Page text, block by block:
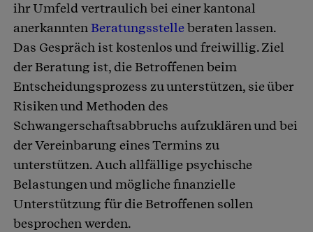
ihr Umfeld vertraulich bei einer kantonal
anerkanntenBeratungsstelleberaten lassen.
Das Gespräch ist kostenlos und freiwillig. Ziel
der Beratung ist, die Betroffenen beim
Entscheidungsprozess zu unterstützen, sie über
Risiken und Methoden des
Schwangerschaftsabbruchs aufzuklären und bei
der Vereinbarung eines Termins zu
unterstützen. Auch allfällige psychische
Belastungen und mögliche finanzielle
Unterstützung für die Betroffenen sollen
besprochen werden.